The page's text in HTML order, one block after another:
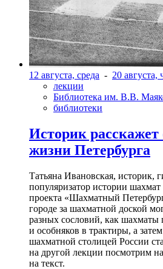
12 августа, среда - 20 августа,
лекции
Библиотека им. В.В.
библиотеки
Историк
жизни Петербурга
Татьяна Ивановская, историк,
популяризатор истории шахмат
проекта «Шахматный
городе за шахматной доской
разных сословий, как шахматы
и особняков в трактиры, а
шахматной столицей России
на другой лекции посмотрим
на текст.